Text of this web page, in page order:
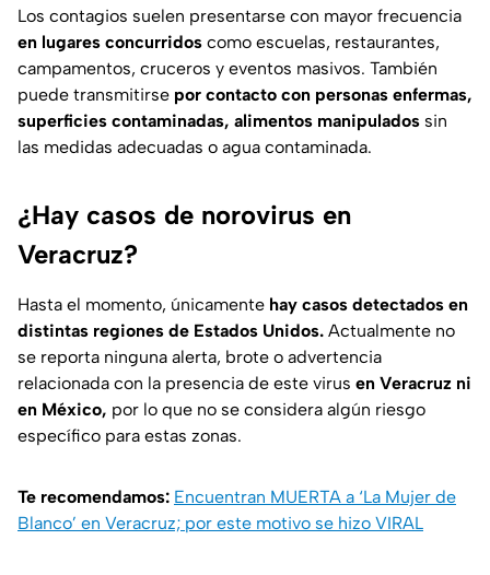
Los contagios suelen presentarse con mayor frecuencia
en lugares concurridos como escuelas, restaurantes,
campamentos, cruceros y eventos masivos. También
puede transmitirse por contacto con personas enfermas,
superficies contaminadas, alimentos manipulados sin
las medidas adecuadas o agua contaminada.
¿Hay casos de norovirus en
Veracruz?
Hasta el momento, únicamente hay casos detectados en
distintas regiones de Estados Unidos. Actualmente no
se reporta ninguna alerta, brote o advertencia
relacionada con la presencia de este virus en Veracruz ni
en México, por lo que no se considera algún riesgo
específico para estas zonas.
Te recomendamos: Encuentran MUERTA a ‘La Mujer de
Blanco’ en Veracruz; por este motivo se hizo VIRAL